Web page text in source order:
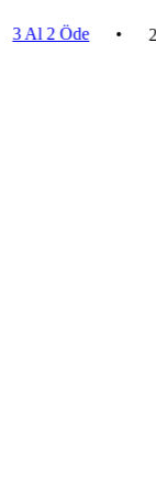
Öde • 2.500